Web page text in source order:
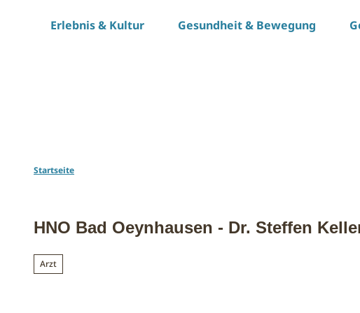
Erlebnis & Kultur Gesundheit & Bewegung
Startseite
HNO Bad Oeynhausen - Dr. Steffen
Arzt